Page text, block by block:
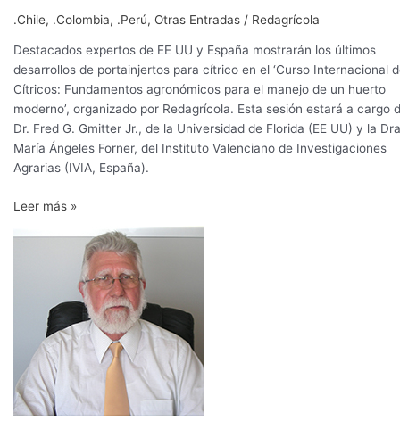
.Chile, .Colombia, .Perú, Otras Entradas / Redagrícola
Destacados expertos de EE UU y España mostrarán los últimos
desarrollos de portainjertos para cítrico en el ‘Curso Internacional
Cítricos: Fundamentos agronómicos para el manejo de un huerto
moderno’, organizado por Redagrícola. Esta sesión estará a cargo
Dr. Fred G. Gmitter Jr., de la Universidad de Florida (EE UU) y la
María Ángeles Forner, del Instituto Valenciano de Investigaciones
Agrarias (IVIA, España).
portainjertos
para
cítricos
Leer más »
Expertos
conocimientos
manejo
sustentable
de
los